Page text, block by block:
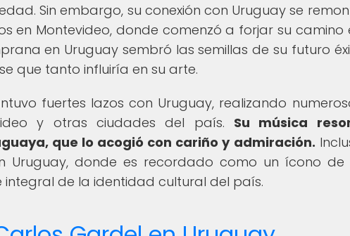
Sin embargo, su conexión con Uruguay se
en Montevideo, donde comenzó a forjar su camino
en Uruguay sembró las semillas de su futuro
que tanto influiría en su arte.
fuertes lazos con Uruguay, realizando
y otras ciudades del país. Su música
que lo acogió con cariño y admiración.
Uruguay, donde es recordado como un ícono de
de la identidad cultural del país.